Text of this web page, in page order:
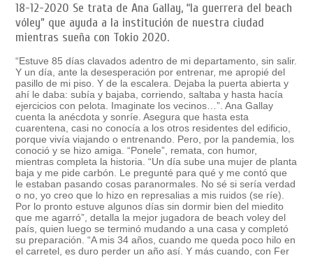
18-12-2020 Se trata de Ana Gallay, “la guerrera del beach
vóley” que ayuda a la institución de nuestra ciudad
mientras sueña con Tokio 2020.
“Estuve 85 días clavados adentro de mi departamento, sin salir.
Y un día, ante la desesperación por entrenar, me apropié del
pasillo de mi piso. Y de la escalera. Dejaba la puerta abierta y
ahí le daba: subía y bajaba, corriendo, saltaba y hasta hacía
ejercicios con pelota. Imaginate los vecinos…”. Ana Gallay
cuenta la anécdota y sonríe. Asegura que hasta esta
cuarentena, casi no conocía a los otros residentes del edificio,
porque vivía viajando o entrenando. Pero, por la pandemia, los
conoció y se hizo amiga. “Ponele”, remata, con humor,
mientras completa la historia. “Un día sube una mujer de planta
baja y me pide carbón. Le pregunté para qué y me contó que
le estaban pasando cosas paranormales. No sé si sería verdad
o no, yo creo que lo hizo en represalias a mis ruidos (se ríe).
Por lo pronto estuve algunos días sin dormir bien del miedito
que me agarró”, detalla la mejor jugadora de beach voley del
país, quien luego se terminó mudando a una casa y completó
su preparación. “A mis 34 años, cuando me queda poco hilo en
el carretel, es duro perder un año así. Y más cuando, con Fer